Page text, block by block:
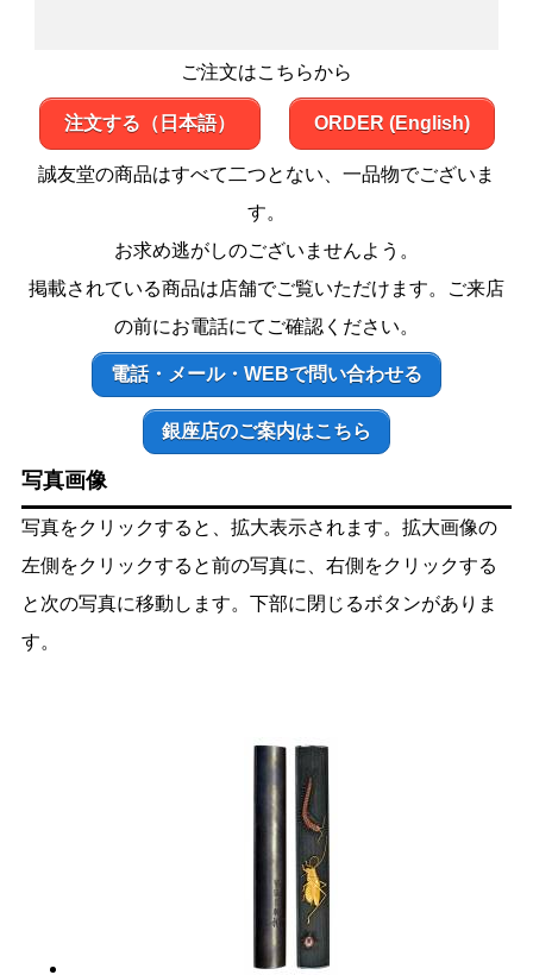
ご注文はこちらから
注文する（日本語） ORDER (English)
誠友堂の商品はすべて二つとない、一品物でございま
す。
お求め逃がしのございませんよう。
掲載されている商品は店舗でご覧いただけます。ご来店
の前にお電話にてご確認ください。
電話・メール・WEBで問い合わせる
銀座店のご案内はこちら
写真画像
写真をクリックすると、拡大表示されます。拡大画像の
左側をクリックすると前の写真に、右側をクリックする
と次の写真に移動します。下部に閉じるボタンがありま
す。